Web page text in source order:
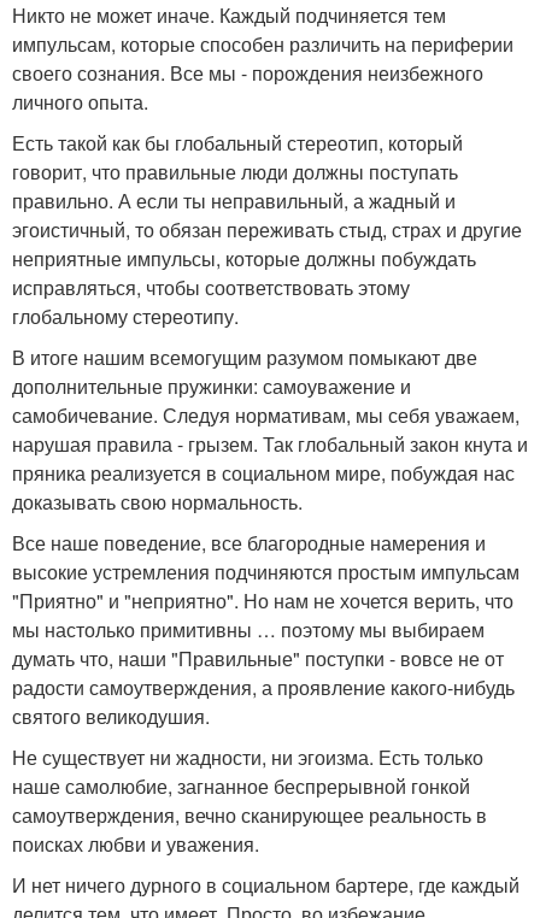
Никто не может иначе. Каждый подчиняется тем
импульсам, которые способен различить на периферии
своего сознания. Все мы - порождения неизбежного
личного опыта.
Есть такой как бы глобальный стереотип, который
говорит, что правильные люди должны поступать
правильно. А если ты неправильный, а жадный и
эгоистичный, то обязан переживать стыд, страх и другие
неприятные импульсы, которые должны побуждать
исправляться, чтобы соответствовать этому
глобальному стереотипу.
В итоге нашим всемогущим разумом помыкают две
дополнительные пружинки: самоуважение и
самобичевание. Следуя нормативам, мы себя уважаем,
нарушая правила - грызем. Так глобальный закон кнута и
пряника реализуется в социальном мире, побуждая нас
доказывать свою нормальность.
Все наше поведение, все благородные намерения и
высокие устремления подчиняются простым импульсам
"Приятно" и "неприятно". Но нам не хочется верить, что
мы настолько примитивны … поэтому мы выбираем
думать что, наши "Правильные" поступки - вовсе не от
радости самоутверждения, а проявление какого-нибудь
святого великодушия.
Не существует ни жадности, ни эгоизма. Есть только
наше самолюбие, загнанное беспрерывной гонкой
самоутверждения, вечно сканирующее реальность в
поисках любви и уважения.
И нет ничего дурного в социальном бартере, где каждый